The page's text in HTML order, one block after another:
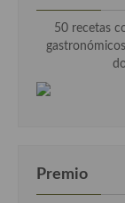
50 recetas
Premio